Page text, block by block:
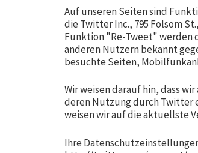
Auf unseren Seiten sind
die Twitter Inc., 795 Folsom
Funktion "Re-Tweet" werden
anderen Nutzern bekannt
besuchte Seiten,
Wir weisen darauf hin, dass
deren Nutzung durch Twitter
weisen wir auf die aktuellste
Ihre